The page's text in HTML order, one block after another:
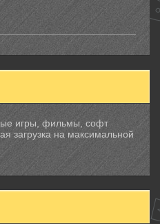
игры, фильмы, софт
загрузка на максимальной